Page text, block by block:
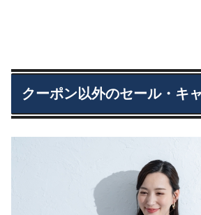
クーポン以外のセール・キ